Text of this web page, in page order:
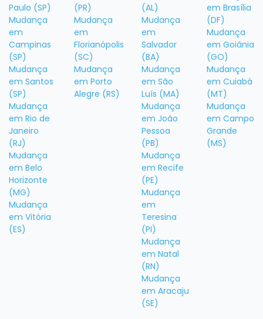
Paulo (SP)
Mudança
em
Campinas
(SP)
Mudança
em Santos
(SP)
Mudança
em Rio de
Janeiro
(RJ)
Mudança
em Belo
Horizonte
(MG)
Mudança
em Vitória
(ES)
(PR)
Mudança
em
Florianópolis
(SC)
Mudança
em Porto
Alegre (RS)
(AL)
Mudança
em
Salvador
(BA)
Mudança
em São
Luís (MA)
Mudança
em João
Pessoa
(PB)
Mudança
em Recife
(PE)
Mudança
em
Teresina
(PI)
Mudança
em Natal
(RN)
Mudança
em Aracaju
(SE)
em Brasília
(DF)
Mudança
em Goiânia
(GO)
Mudança
em Cuiabá
(MT)
Mudança
em Campo
Grande
(MS)